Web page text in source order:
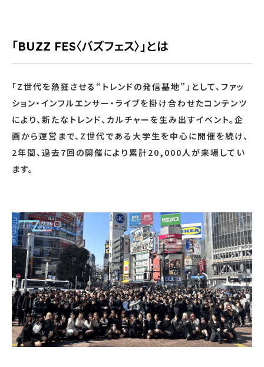
「BUZZ FES〈バズフェス〉」とは
「Z世代を熱狂させる“トレンドの発信基地”」として、ファッ
ション・インフルエンサー・ライブを掛け合わせたコンテンツ
により、新たなトレンド、カルチャーを生み出すイベント。企
画から運営まで、Z世代である大学生を中心に開催を続け、
2年間、過去7回の開催により累計20,000人が来場してい
ます。